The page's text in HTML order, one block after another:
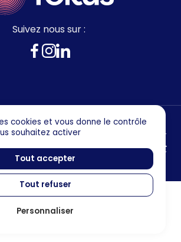
Suivez nous sur :
cookies et vous donne le contrôle
souhaitez activer
Tout accepter
Tout refuser
Personnaliser